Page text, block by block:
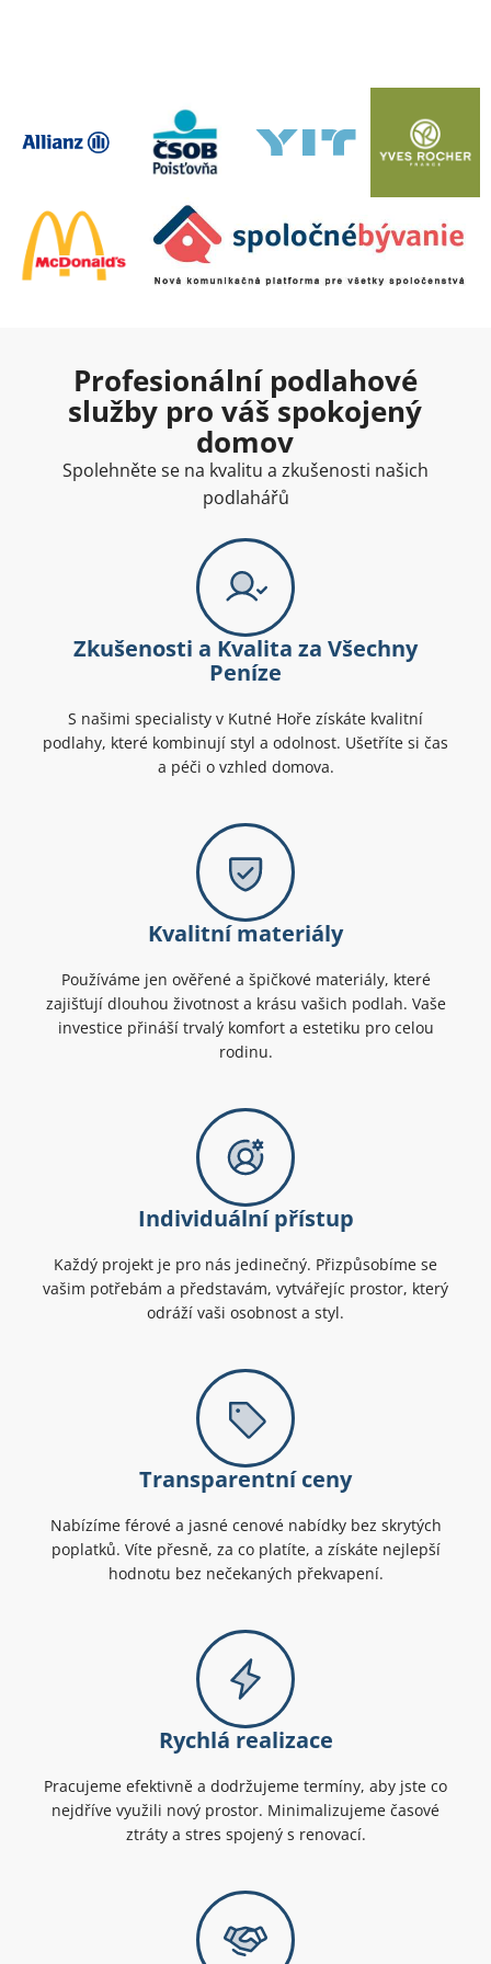
Profesionální podlahové
služby pro váš spokojený
domov
Spolehněte se na kvalitu a zkušenosti našich
podlahářů
Zkušenosti a Kvalita za Všechny
Peníze
S našimi specialisty v Kutné Hoře získáte kvalitní
podlahy, které kombinují styl a odolnost. Ušetříte si čas
a péči o vzhled domova.
Kvalitní materiály
Používáme jen ověřené a špičkové materiály, které
zajišťují dlouhou životnost a krásu vašich podlah. Vaše
investice přináší trvalý komfort a estetiku pro celou
rodinu.
Individuální přístup
Každý projekt je pro nás jedinečný. Přizpůsobíme se
vašim potřebám a představám, vytvářejíc prostor, který
odráží vaši osobnost a styl.
Transparentní ceny
Nabízíme férové a jasné cenové nabídky bez skrytých
poplatků. Víte přesně, za co platíte, a získáte nejlepší
hodnotu bez nečekaných překvapení.
Rychlá realizace
Pracujeme efektivně a dodržujeme termíny, aby jste co
nejdříve využili nový prostor. Minimalizujeme časové
ztráty a stres spojený s renovací.